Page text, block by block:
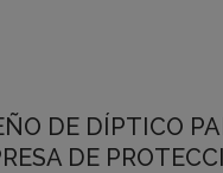
DE DÍPTICO
DE